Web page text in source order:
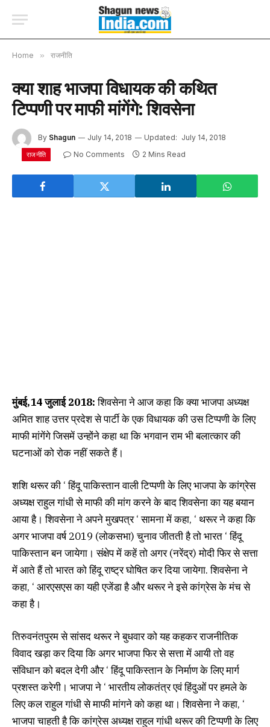
Home » राजनीति
क्या शाह भाजपा विधायक की कथित
टिप्पणी पर माफी मांगेंगे: शिवसेना
By Shagun July 14, 2018 Updated: July 14, 2018
राजनीति No Comments 2 Mins Read
मुंबई,14 जुलाई 2018:शिवसेना ने आज कहा कि क्या भाजपा अध्यक्ष
अमित शाह उत्तर प्रदेश से पार्टी के एक विधायक की उस टिप्पणी के लिए
माफी मांगेंगे जिसमें उन्होंने कहा था कि भगवान राम भी बलात्कार की
घटनाओं को रोक नहीं सकते हैं।
शशि थरूर की ‘ हिंदू पाकिस्तान वाली टिप्पणी के लिए भाजपा के कांग्रेस
अध्यक्ष राहुल गांधी से माफी की मांग करने के बाद शिवसेना का यह बयान
आया है। शिवसेना ने अपने मुखपत्र ‘ सामना में कहा, ‘ थरूर ने कहा कि
अगर भाजपा वर्ष 2019 (लोकसभा) चुनाव जीतती है तो भारत ‘ हिंदू
पाकिस्तान बन जायेगा। संक्षेप में कहें तो अगर (नरेंद्र) मोदी फिर से सत्ता
में आते हैं तो भारत को हिंदू राष्ट्र घोषित कर दिया जायेगा. शिवसेना ने
कहा, ‘ आरएसएस का यही एजेंडा है और थरूर ने इसे कांग्रेस के मंच से
कहा है।
तिरुवनंतपुरम से सांसद थरूर ने बुधवार को यह कहकर राजनीतिक
विवाद खड़ा कर दिया कि अगर भाजपा फिर से सत्ता में आयी तो वह
संविधान को बदल देगी और ‘ हिंदू पाकिस्तान के निर्माण के लिए मार्ग
प्रशस्त करेगी। भाजपा ने ‘ भारतीय लोकतंत्र एवं हिंदुओं पर हमले के
लिए कल राहुल गांधी से माफी मांगने को कहा था। शिवसेना ने कहा, ‘
भाजपा चाहती है कि कांग्रेस अध्यक्ष राहुल गांधी थरूर की टिप्पणी के लिए